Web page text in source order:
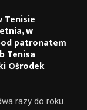
w
patronatem
Tenisa
Ośrodek
razy do roku.